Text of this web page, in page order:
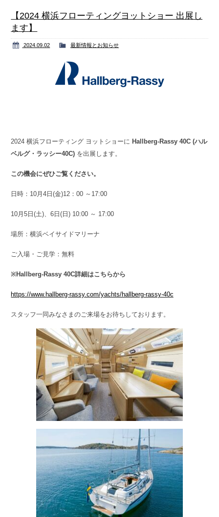
【2024 横浜フローティングヨットショー 出展し
ます】
2024.09.02 最新情報とお知らせ
2024 横浜フローティング ヨットショーに Hallberg-Rassy 40C (ハル
ベルグ・ラッシー40C) を出展します。
この機会にぜひご覧ください。
日時：10月4日(金)12：00 ～17:00
10月5日(土)、6日(日) 10:00 ～ 17:00
場所：横浜ベイサイドマリーナ
ご入場・ご見学：無料
※Hallberg-Rassy 40C詳細はこちらから
https://www.hallberg-rassy.com/yachts/hallberg-rassy-40c
スタッフ一同みなさまのご来場をお待ちしております。